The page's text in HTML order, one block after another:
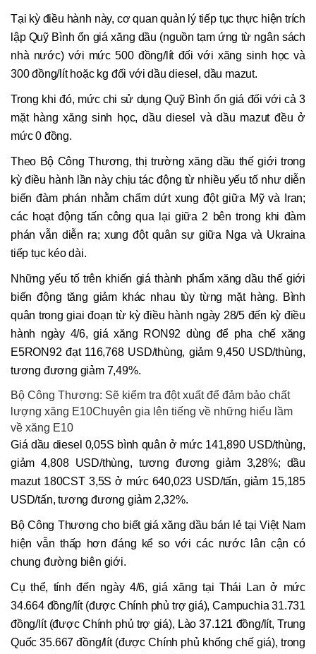
Tại kỳ điều hành này, cơ quan quản lý tiếp tục thực hiện trích
lập Quỹ Bình ổn giá xăng dầu (nguồn tạm ứng từ ngân sách
nhà nước) với mức 500 đồng/lít đối với xăng sinh học và
300 đồng/lít hoặc kg đối với dầu diesel, dầu mazut.
Trong khi đó, mức chi sử dụng Quỹ Bình ổn giá đối với cả 3
mặt hàng xăng sinh học, dầu diesel và dầu mazut đều ở
mức 0 đồng.
Theo Bộ Công Thương, thị trường xăng dầu thế giới trong
kỳ điều hành lần này chịu tác động từ nhiều yếu tố như diễn
biến đàm phán nhằm chấm dứt xung đột giữa Mỹ và Iran;
các hoạt động tấn công qua lại giữa 2 bên trong khi đàm
phán vẫn diễn ra; xung đột quân sự giữa Nga và Ukraina
tiếp tục kéo dài.
Những yếu tố trên khiến giá thành phẩm xăng dầu thế giới
biến động tăng giảm khác nhau tùy từng mặt hàng. Bình
quân trong giai đoạn từ kỳ điều hành ngày 28/5 đến kỳ điều
hành ngày 4/6, giá xăng RON92 dùng để pha chế xăng
E5RON92 đạt 116,768 USD/thùng, giảm 9,450 USD/thùng,
tương đương giảm 7,49%.
Bộ Công Thương: Sẽ kiểm tra đột xuất để đảm bảo chất
lượng xăng E10Chuyên gia lên tiếng về những hiểu lầm
về xăng E10
Giá dầu diesel 0,05S bình quân ở mức 141,890 USD/thùng,
giảm 4,808 USD/thùng, tương đương giảm 3,28%; dầu
mazut 180CST 3,5S ở mức 640,023 USD/tấn, giảm 15,185
USD/tấn, tương đương giảm 2,32%.
Bộ Công Thương cho biết giá xăng dầu bán lẻ tại Việt Nam
hiện vẫn thấp hơn đáng kể so với các nước lân cận có
chung đường biên giới.
Cụ thể, tính đến ngày 4/6, giá xăng tại Thái Lan ở mức
34.664 đồng/lít (được Chính phủ trợ giá), Campuchia 31.731
đồng/lít (được Chính phủ trợ giá), Lào 37.121 đồng/lít, Trung
Quốc 35.667 đồng/lít (được Chính phủ khống chế giá), trong